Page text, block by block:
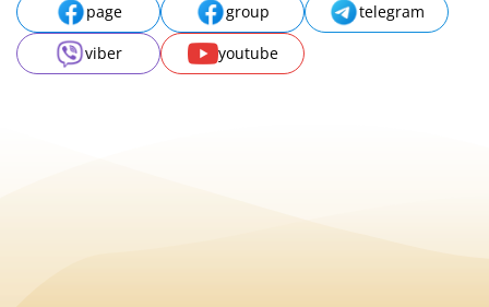
page group
telegram
viber
youtube